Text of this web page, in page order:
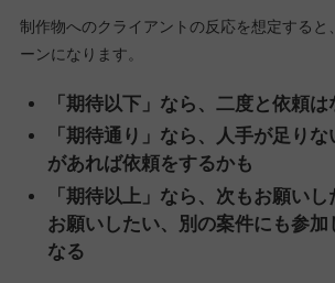
制作物へのクライアントの反応を想定すると
ーンになります。
「期待以下」なら、二度と依頼は
「期待通り」なら、人手が足り
があれば依頼をするかも
「期待以上」なら、次もお願い
お願いしたい、別の案件にも参加
なる